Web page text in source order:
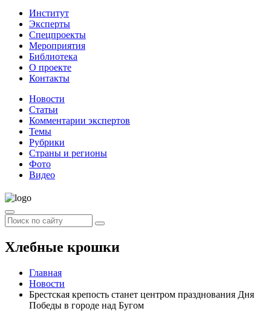
Институт
Эксперты
Спецпроекты
Мероприятия
Библиотека
О проекте
Контакты
Новости
Статьи
Комментарии экспертов
Темы
Рубрики
Страны и регионы
Фото
Видео
Хлебные крошки
Главная
Новости
Брестская крепость станет центром празднования Дня
Победы в городе над Бугом